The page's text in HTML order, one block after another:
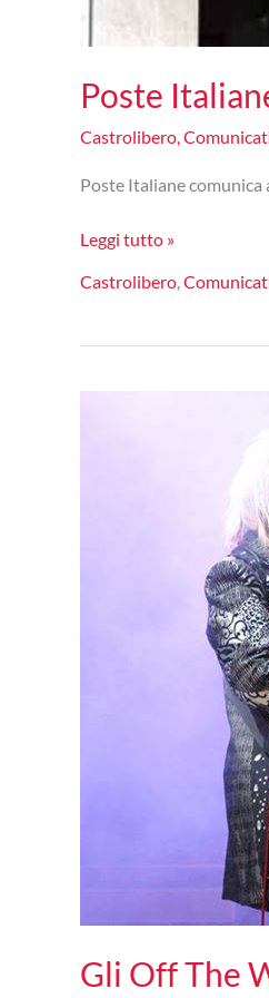
Poste
Castrolibero
Poste Italiane
Poste
lavori
postale
Leggi tutto »
Castrolibero
Gli Off The